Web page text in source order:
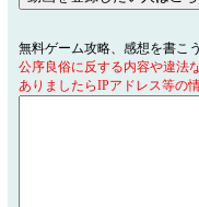
無料ゲーム攻略、感想を書こ
公序良俗に反する内容や違法
ありましたらIPアドレス等の